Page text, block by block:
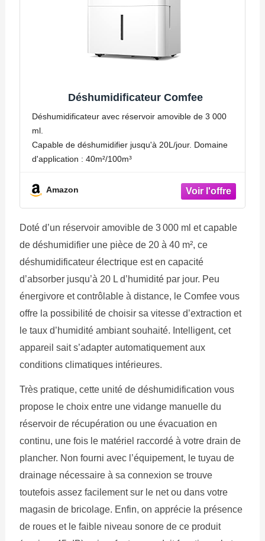
Déshumidificateur Comfee
Déshumidificateur avec réservoir amovible de 3 000
ml.
Capable de déshumidifier jusqu'à 20L/jour. Domaine
d'application : 40m²/100m³
Amazon
Doté d’un réservoir amovible de 3 000 ml et capable
de déshumidifier une pièce de 20 à 40 m², ce
déshumidificateur électrique est en capacité
d’absorber jusqu’à 20 L d’humidité par jour. Peu
énergivore et contrôlable à distance, le Comfee vous
offre la possibilité de choisir sa vitesse d’extraction et
le taux d’humidité ambiant souhaité. Intelligent, cet
appareil sait s’adapter automatiquement aux
conditions climatiques intérieures.
Très pratique, cette unité de déshumidification vous
propose le choix entre une vidange manuelle du
réservoir de récupération ou une évacuation en
continu, une fois le matériel raccordé à votre drain de
plancher. Non fourni avec l’équipement, le tuyau de
drainage nécessaire à sa connexion se trouve
toutefois assez facilement sur le net ou dans votre
magasin de bricolage. Enfin, on apprécie la présence
de roues et le faible niveau sonore de ce produit